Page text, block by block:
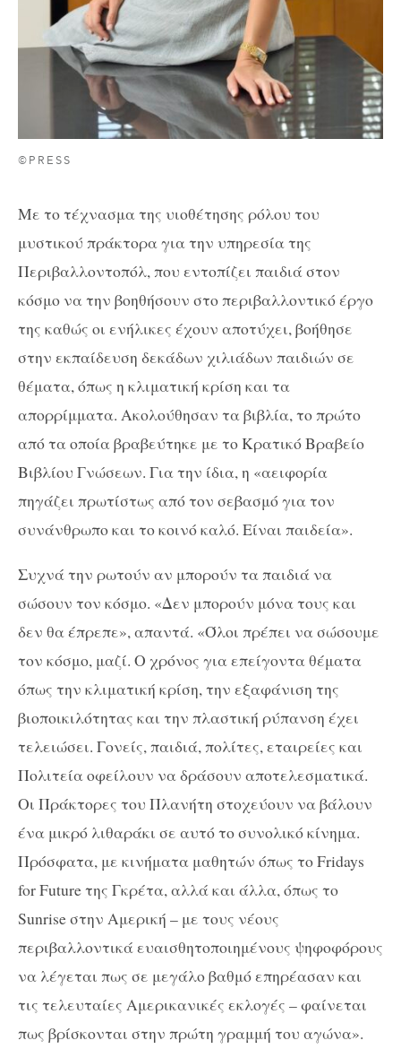
©PRESS
Με το τέχνασμα της υιοθέτησης ρόλου του
μυστικού πράκτορα για την υπηρεσία της
Περιβαλλοντοπόλ, που εντοπίζει παιδιά στον
κόσμο να την βοηθήσουν στο περιβαλλοντικό έργο
της καθώς οι ενήλικες έχουν αποτύχει, βοήθησε
στην εκπαίδευση δεκάδων χιλιάδων παιδιών σε
θέματα, όπως η κλιματική κρίση και τα
απορρίμματα. Ακολούθησαν τα βιβλία, το πρώτο
από τα οποία βραβεύτηκε με το Κρατικό Βραβείο
Βιβλίου Γνώσεων. Για την ίδια, η «αειφορία
πηγάζει πρωτίστως από τον σεβασμό για τον
συνάνθρωπο και το κοινό καλό. Είναι παιδεία».
Συχνά την ρωτούν αν μπορούν τα παιδιά να
σώσουν τον κόσμο. «Δεν μπορούν μόνα τους και
δεν θα έπρεπε», απαντά. «Όλοι πρέπει να σώσουμε
τον κόσμο, μαζί. Ο χρόνος για επείγοντα θέματα
όπως την κλιματική κρίση, την εξαφάνιση της
βιοποικιλότητας και την πλαστική ρύπανση έχει
τελειώσει. Γονείς, παιδιά, πολίτες, εταιρείες και
Πολιτεία οφείλουν να δράσουν αποτελεσματικά.
Οι Πράκτορες του Πλανήτη στοχεύουν να βάλουν
ένα μικρό λιθαράκι σε αυτό το συνολικό κίνημα.
Πρόσφατα, με κινήματα μαθητών όπως το Fridays
for Future της Γκρέτα, αλλά και άλλα, όπως το
Sunrise στην Αμερική – με τους νέους
περιβαλλοντικά ευαισθητοποιημένους ψηφοφόρους
να λέγεται πως σε μεγάλο βαθμό επηρέασαν και
τις τελευταίες Αμερικανικές εκλογές – φαίνεται
πως βρίσκονται στην πρώτη γραμμή του αγώνα».